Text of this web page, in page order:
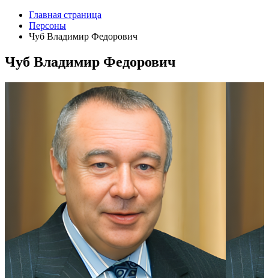
Главная страница
Персоны
Чуб Владимир Федорович
Чуб Владимир Федорович